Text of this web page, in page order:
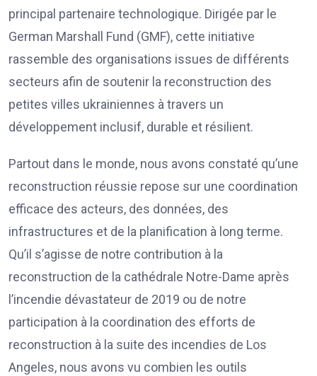
principal partenaire technologique. Dirigée par le
German Marshall Fund (GMF), cette initiative
rassemble des organisations issues de différents
secteurs afin de soutenir la reconstruction des
petites villes ukrainiennes à travers un
développement inclusif, durable et résilient.
Partout dans le monde, nous avons constaté qu’une
reconstruction réussie repose sur une coordination
efficace des acteurs, des données, des
infrastructures et de la planification à long terme.
Qu’il s’agisse de notre contribution à la
reconstruction de la cathédrale Notre-Dame après
l’incendie dévastateur de 2019 ou de notre
participation à la coordination des efforts de
reconstruction à la suite des incendies de Los
Angeles, nous avons vu combien les outils